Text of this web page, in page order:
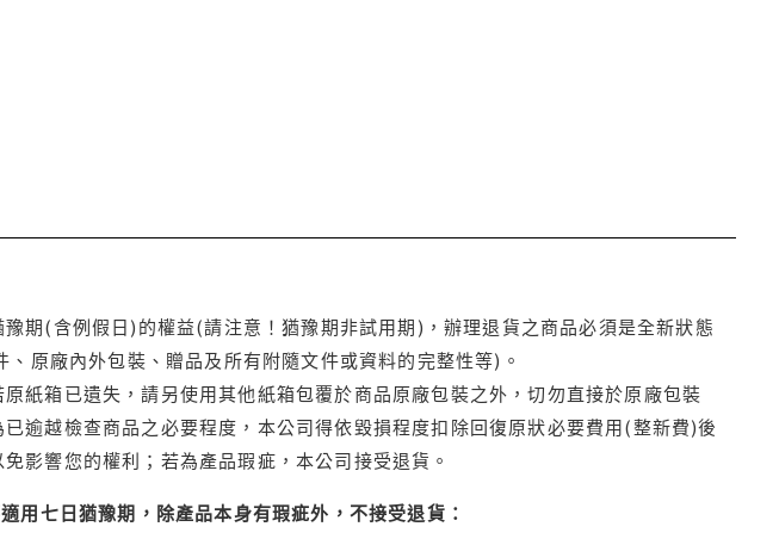
期(含例假日)的權益(請注意！猶豫期非試用期)，辦理退貨之商品必須是全新狀態
原廠內外包裝、贈品及所有附隨文件或資料的完整性等)。
紙箱已遺失，請另使用其他紙箱包覆於商品原廠包裝之外，切勿直接於原廠包裝
逾越檢查商品之必要程度，本公司得依毀損程度扣除回復原狀必要費用(整新費)後
影響您的權利；若為產品瑕疵，本公司接受退貨。
用七日猶豫期，除產品本身有瑕疵外，不接受退貨：